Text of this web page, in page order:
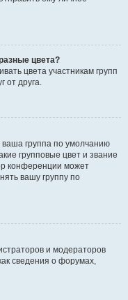
цвета?
цвета участникам групп
от друга.
ваша группа по умолчанию
групповые цвет и звание
конференции может
вашу группу по
и модераторов
сведения о форумах,